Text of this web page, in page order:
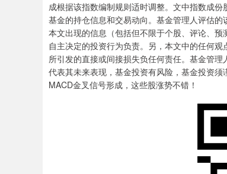
成根据该指数编制规则适时调整。文中指数成
基金的持仓信息和交易动向。基金管理人评估
本文出现的信息（包括但不限于个股、评论、
自主决定的投资行为负责。另，本文中的任何
所引发的直接或间接损失负任何责任。基金管
代表其未来表现，基金投资有风险，基金投资须
MACD金叉信号形成，这些股涨势不错！